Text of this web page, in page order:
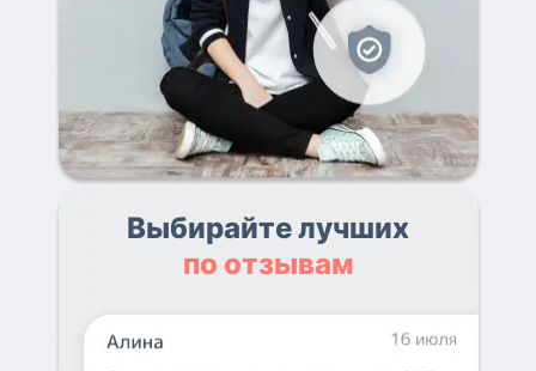
Выбирайте лучших
по отзывам